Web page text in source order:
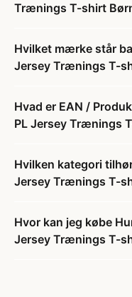
Trænings T-shirt
Hvilket mærke står
Jersey Trænings T-
Hvad er EAN /
PL Jersey Trænings
Hvilken kategori
Jersey Trænings T-
Hvor kan jeg købe
Jersey Trænings T-